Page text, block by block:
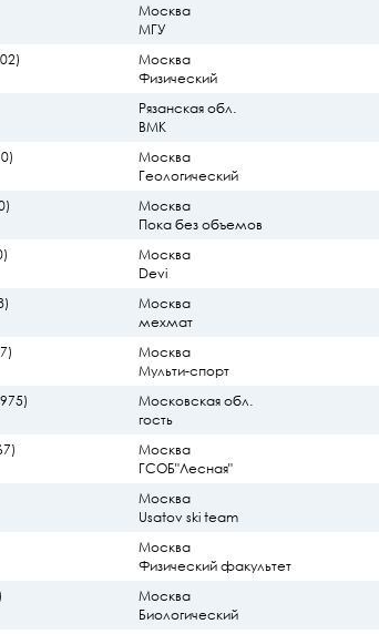
Москва
МГУ
Москва
Физический
Рязанская обл.
ВМК
Москва
Геологический
Москва
Пока без объемов
Москва
Devi
Москва
мехмат
Москва
Мульти-спорт
Московская обл.
гость
Москва
ГСОБ"Лесная"
Москва
Usatov ski team
Москва
Физический факультет
Москва
Биологический